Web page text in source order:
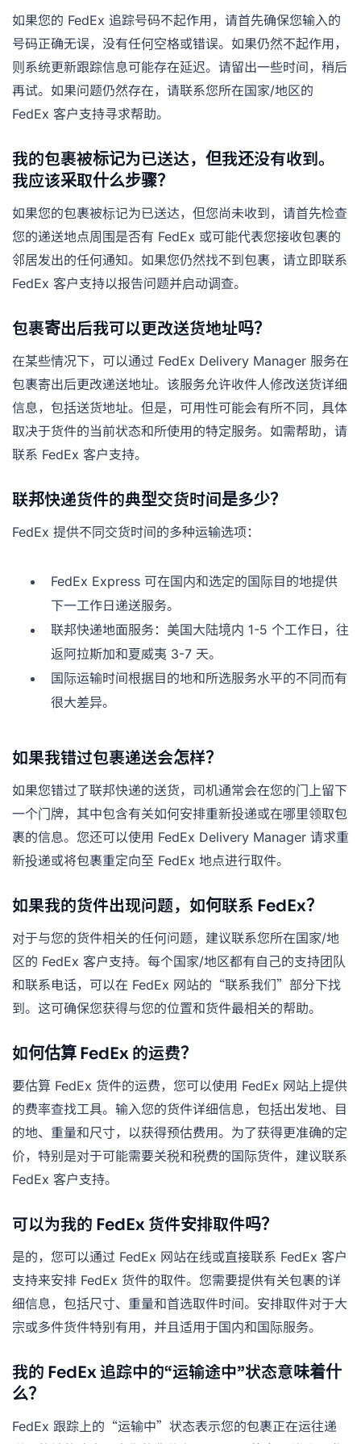
如果您的 FedEx 追踪号码不起作用，请首先确保您输入的
号码正确无误，没有任何空格或错误。如果仍然不起作用，
则系统更新跟踪信息可能存在延迟。请留出一些时间，稍后
再试。如果问题仍然存在，请联系您所在国家/地区的
FedEx 客户支持寻求帮助。
我的包裹被标记为已送达，但我还没有收到。
我应该采取什么步骤？
如果您的包裹被标记为已送达，但您尚未收到，请首先检查
您的递送地点周围是否有 FedEx 或可能代表您接收包裹的
邻居发出的任何通知。如果您仍然找不到包裹，请立即联系
FedEx 客户支持以报告问题并启动调查。
包裹寄出后我可以更改送货地址吗？
在某些情况下，可以通过 FedEx Delivery Manager 服务在
包裹寄出后更改递送地址。该服务允许收件人修改送货详细
信息，包括送货地址。但是，可用性可能会有所不同，具体
取决于货件的当前状态和所使用的特定服务。如需帮助，请
联系 FedEx 客户支持。
联邦快递货件的典型交货时间是多少？
FedEx 提供不同交货时间的多种运输选项：
FedEx Express 可在国内和选定的国际目的地提供
下一工作日递送服务。
联邦快递地面服务：美国大陆境内 1-5 个工作日，往
返阿拉斯加和夏威夷 3-7 天。
国际运输时间根据目的地和所选服务水平的不同而有
很大差异。
如果我错过包裹递送会怎样？
如果您错过了联邦快递的送货，司机通常会在您的门上留下
一个门牌，其中包含有关如何安排重新投递或在哪里领取包
裹的信息。您还可以使用 FedEx Delivery Manager 请求重
新投递或将包裹重定向至 FedEx 地点进行取件。
如果我的货件出现问题，如何联系 FedEx？
对于与您的货件相关的任何问题，建议联系您所在国家/地
区的 FedEx 客户支持。每个国家/地区都有自己的支持团队
和联系电话，可以在 FedEx 网站的“联系我们”部分下找
到。这可确保您获得与您的位置和货件最相关的帮助。
如何估算 FedEx 的运费？
要估算 FedEx 货件的运费，您可以使用 FedEx 网站上提供
的费率查找工具。输入您的货件详细信息，包括出发地、目
的地、重量和尺寸，以获得预估费用。为了获得更准确的定
价，特别是对于可能需要关税和税费的国际货件，建议联系
FedEx 客户支持。
可以为我的 FedEx 货件安排取件吗？
是的，您可以通过 FedEx 网站在线或直接联系 FedEx 客户
支持来安排 FedEx 货件的取件。您需要提供有关包裹的详
细信息，包括尺寸、重量和首选取件时间。安排取件对于大
宗或多件货件特别有用，并且适用于国内和国际服务。
我的 FedEx 追踪中的“运输途中”状态意味着什
么？
FedEx 跟踪上的“运输中”状态表示您的包裹正在运往递